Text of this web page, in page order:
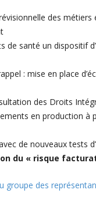
des
de santé un dispositif
: mise en place
des Droits
en production
de nouveaux tests
du « risque
groupe des